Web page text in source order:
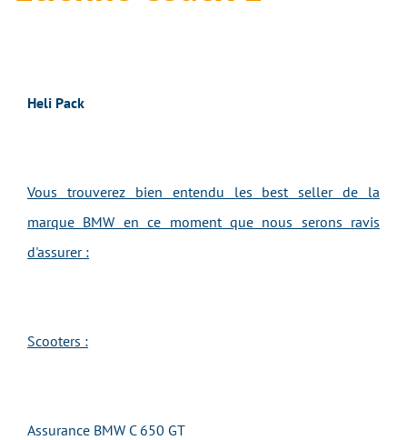
Heli Pack
Vous trouverez bien entendu les best seller de la
marque BMW en ce moment que nous serons ravis
d'assurer :
Scooters :
Assurance BMW C 650 GT